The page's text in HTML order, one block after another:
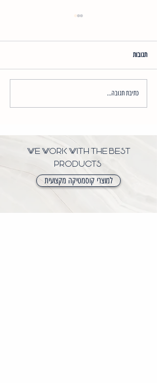
הבהרת פיגמנטציה עם 2080
תגובות
כתיבת תגובה...
WE WORK WITH THE BEST
PRODUCTS
למוצרי קוסמטיקה מקצועית